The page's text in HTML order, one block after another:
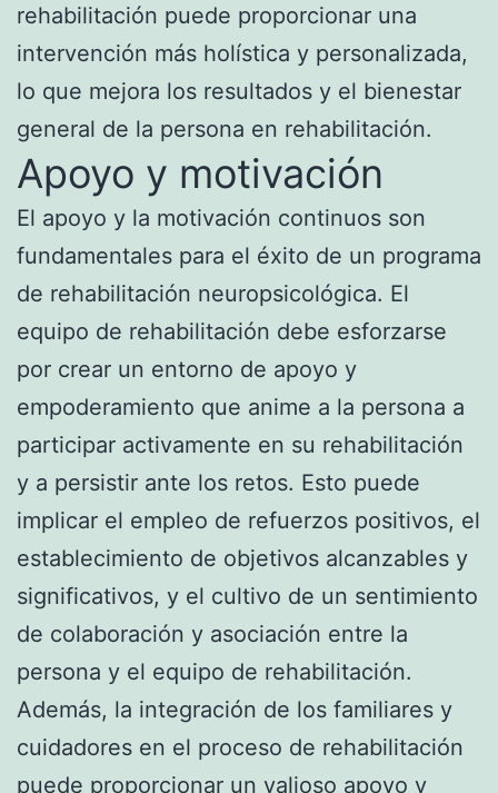
rehabilitación puede proporcionar una
intervención más holística y personalizada,
lo que mejora los resultados y el bienestar
general de la persona en rehabilitación.
Apoyo y motivación
El apoyo y la motivación continuos son
fundamentales para el éxito de un programa
de rehabilitación neuropsicológica. El
equipo de rehabilitación debe esforzarse
por crear un entorno de apoyo y
empoderamiento que anime a la persona a
participar activamente en su rehabilitación
y a persistir ante los retos. Esto puede
implicar el empleo de refuerzos positivos, el
establecimiento de objetivos alcanzables y
significativos, y el cultivo de un sentimiento
de colaboración y asociación entre la
persona y el equipo de rehabilitación.
Además, la integración de los familiares y
cuidadores en el proceso de rehabilitación
puede proporcionar un valioso apoyo y